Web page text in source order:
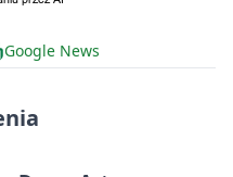
Google News